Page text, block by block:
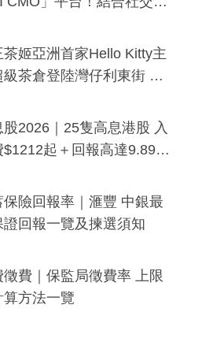
生成「貼地」宣傳短片
茶姬亞洲首家Hello Kitty主
級茶倉登陸灣仔利東街 推
港限定特調系列
股2026｜25隻高息港股 入
$1212起＋回報高達9.89
保險回報率｜滙豐 中銀最
證回報一覽及揀選須知
徵費｜保監局徵費率 上限
算方法一覽